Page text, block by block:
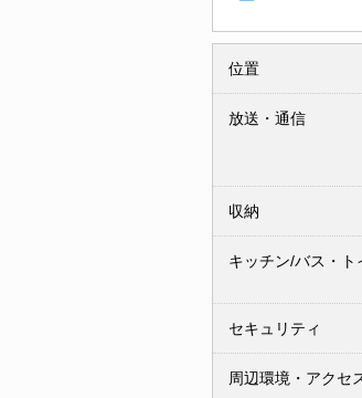
位置
放送・通信
収納
キッチン/バス・ト
セキュリティ
周辺環境・アクセ